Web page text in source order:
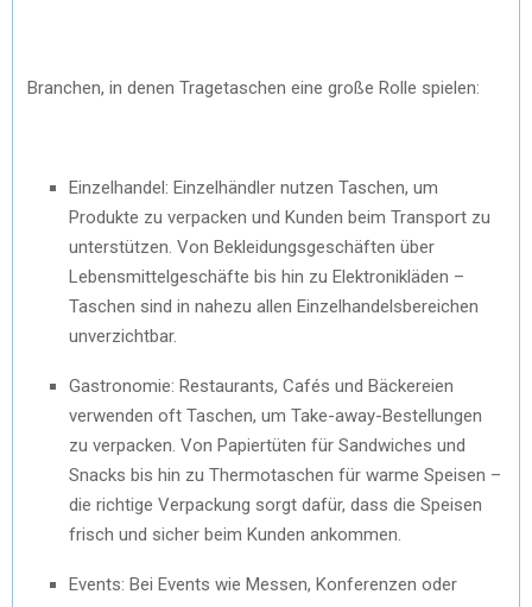
Branchen, in denen Tragetaschen eine große Rolle spielen:
Einzelhandel: Einzelhändler nutzen Taschen, um
Produkte zu verpacken und Kunden beim Transport zu
unterstützen. Von Bekleidungsgeschäften über
Lebensmittelgeschäfte bis hin zu Elektronikläden –
Taschen sind in nahezu allen Einzelhandelsbereichen
unverzichtbar.
Gastronomie: Restaurants, Cafés und Bäckereien
verwenden oft Taschen, um Take-away-Bestellungen
zu verpacken. Von Papiertüten für Sandwiches und
Snacks bis hin zu Thermotaschen für warme Speisen –
die richtige Verpackung sorgt dafür, dass die Speisen
frisch und sicher beim Kunden ankommen.
Events: Bei Events wie Messen, Konferenzen oder